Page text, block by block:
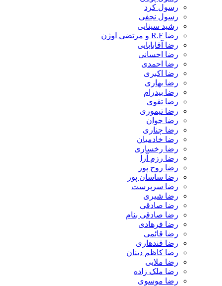
رسول کرد
رسول نجفی
رشید سینایی
رضا R.F و مرتضی اوژن
رضا آقابابایی
رضا احسانی
رضا احمدی
رضا اکبری
رضا بهاری
رضا بیدرام
رضا تقوی
رضا تیموری
رضا جوان
رضا چناری
رضا خادمیان
رضا رخساری
رضا رزم آرا
رضا روح پور
رضا ساسان پور
رضا سرپرست
رضا شیری
رضا صادقی
رضا صادقی بنام
رضا فرهادی
رضا قائمی
رضا قندهاری
رضا کاظم دینان
رضا ملایی
رضا ملک زاده
رضا موسوی